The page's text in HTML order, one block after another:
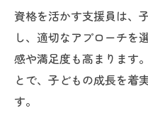
資格を活かす支援員は、
し、適切なアプローチを
感や満足度も高まります
とで、子どもの成長を着
す。